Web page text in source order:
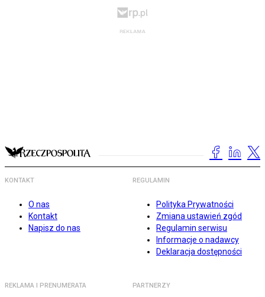
KONTAKT
O nas
Kontakt
Napisz do nas
REGULAMIN
Polityka Prywatności
Zmiana ustawień zgód
Regulamin serwisu
Informacje o nadawcy
Deklaracja dostępności
REKLAMA I PRENUMERATA PARTNERZY